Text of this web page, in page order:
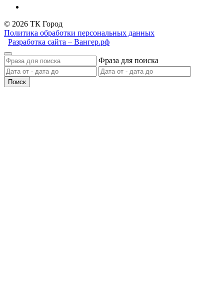
© 2026 ТК Город
Политика обработки персональных данных
Разработка сайта – Вангер.рф
Фраза для поиска
Поиск